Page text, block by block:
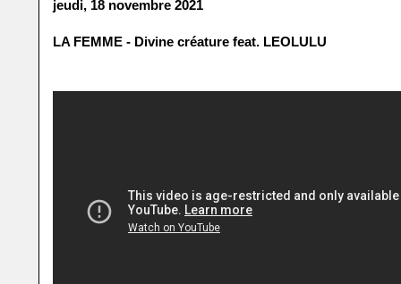
jeudi, 18 novembre 2021
LA FEMME - Divine créature feat. LEOLULU